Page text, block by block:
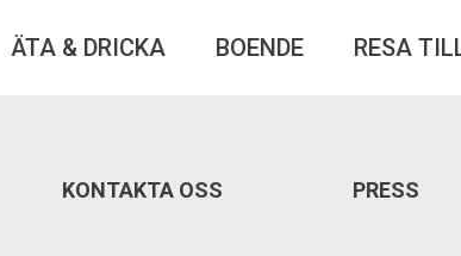
ÄTA & DRICKA BOENDE RESA
KONTAKTA OSS PRESS